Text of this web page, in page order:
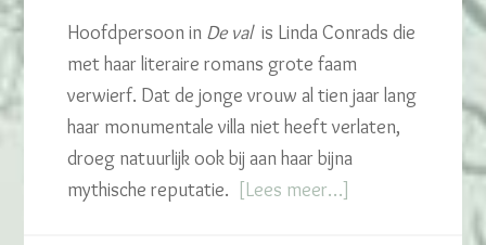
Hoofdpersoon in De val is Linda Conrads die
met haar literaire romans grote faam
verwierf. Dat de jonge vrouw al tien jaar lang
haar monumentale villa niet heeft verlaten,
droeg natuurlijk ook bij aan haar bijna
mythische reputatie. [Lees meer…]